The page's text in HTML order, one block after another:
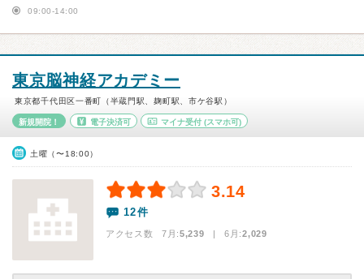
09:00-14:00
東京脳神経アカデミー
東京都千代田区一番町（半蔵門駅、麹町駅、市ケ谷駅）
新規開院！ 電子決済可 マイナ受付 (スマホ可)
土曜（〜18:00）
3.14
12件
アクセス数 7月:5,239 | 6月:2,029